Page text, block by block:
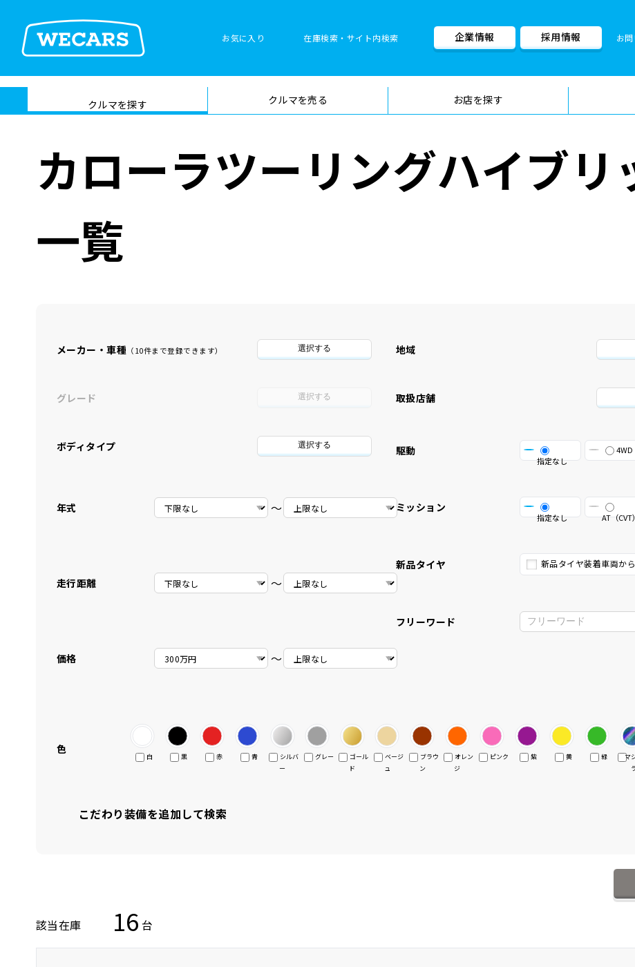
お気に入り 在庫検索・サイト内検索
在庫検索
サイト内検
索
企業情報 採用情報 お
クルマを探す クルマを売る お店を探す
車検料金・メニュー 品質管理と
カローラツーリングハイブリ
一覧
メーカー・車種 （10件まで登録できます） 選択する
グレード 選択する
ボディタイプ 選択する
年式 〜
走行距離 〜
価格 〜
地域
取扱店舗
駆動
指定なし
4WD
ミッション
指定なし AT（CVT
新品タイヤ 新品タイヤ装着車両か
フリーワード
色
白 黒 赤 青
シルバ
ー
グレー
ゴール
ド
ベージ
ュ
ブラウ
ン
オレン
ジ
ピンク 紫 黄 緑
マ
こだわり装備を追加して検索
該当在庫 16 台